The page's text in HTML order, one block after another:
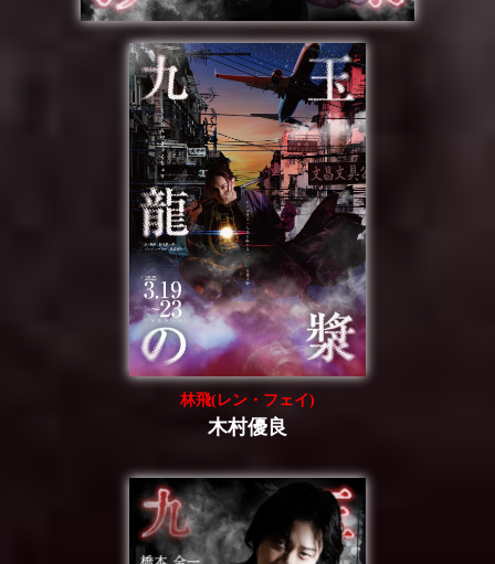
林飛(レン・フェイ)
木村優良